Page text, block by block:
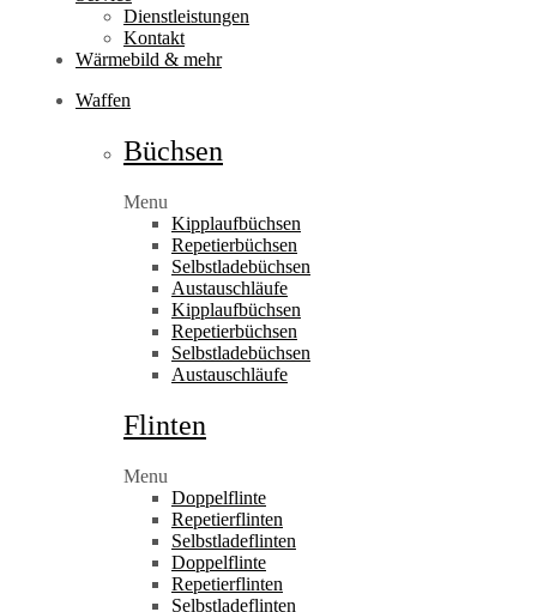
Dienstleistungen
Kontakt
Wärmebild & mehr
Waffen
Büchsen
Menu
Kipplaufbüchsen
Repetierbüchsen
Selbstladebüchsen
Austauschläufe
Kipplaufbüchsen
Repetierbüchsen
Selbstladebüchsen
Austauschläufe
Flinten
Menu
Doppelflinte
Repetierflinten
Selbstladeflinten
Doppelflinte
Repetierflinten
Selbstladeflinten